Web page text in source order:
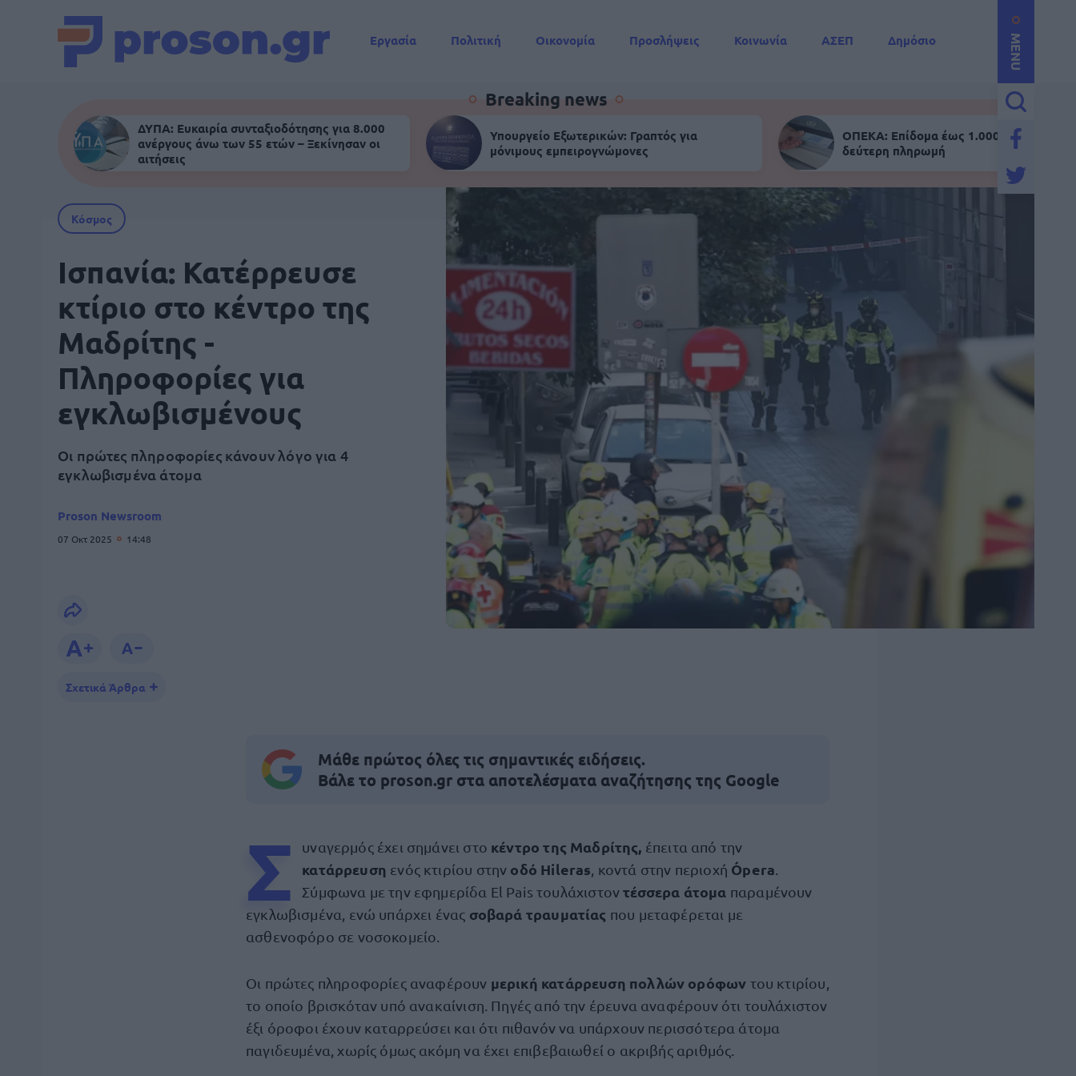
MENU
Εργασία Πολιτική Οικονομία Προσλήψεις Κοινωνία ΑΣΕΠ
Δημόσιο
Breaking news
ΔΥΠΑ: Ευκαιρία συνταξιοδότησης για 8.000
ανέργους άνω των 55 ετών – Ξεκίνησαν οι
αιτήσεις
Υπουργείο Εξωτερικών: Γραπτός για
μόνιμους εμπειρογνώμονες
ΟΠΕΚΑ: Επίδομα έως 1.000 ευρώ -
δεύτερη πληρωμή
Κόσμος
Ισπανία: Κατέρρευσε
κτίριο στο κέντρο της
Μαδρίτης -
Πληροφορίες για
εγκλωβισμένους
Οι πρώτες πληροφορίες κάνουν λόγο για 4
εγκλωβισμένα άτομα
Proson Newsroom
07 Οκτ 2025 14:48
Σχετικά Άρθρα
Μάθε πρώτος όλες τις σημαντικές ειδήσεις.
Βάλε το proson.gr στα αποτελέσματα αναζήτησης της Google
Σ υναγερμός έχει σημάνει στο κέντρο της Μαδρίτης, έπειτα από την
κατάρρευση ενός κτιρίου στην οδό Hileras , κοντά στην περιοχή Ópera
Σύμφωνα με την εφημερίδα El Pais τουλάχιστοντέσσερα άτομα παραμένουν
εγκλωβισμένα, ενώ υπάρχει ένας σοβαρά τραυματίας που μεταφέρεται με
ασθενοφόρο σε νοσοκομείο.
Οι πρώτες πληροφορίες αναφέρουν μερική κατάρρευση πολλών ορόφων του κτιρίου,
το οποίο βρισκόταν υπό ανακαίνιση. Πηγές από την έρευνα αναφέρουν ότι τουλάχιστον
έξι όροφοι έχουν καταρρεύσει και ότι πιθανόν να υπάρχουν περισσότερα άτομα
παγιδευμένα, χωρίς όμως ακόμη να έχει επιβεβαιωθεί ο ακριβής αριθμός.